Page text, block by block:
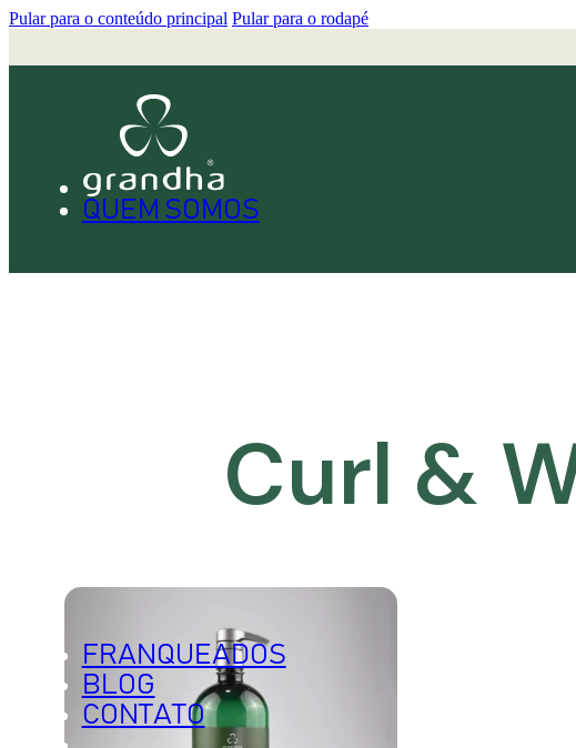
Pular para o conteúdo principal Pular para o rodapé
QUEM SOMOS
FRANQUEADOS
BLOG
CONTATO
Curl &